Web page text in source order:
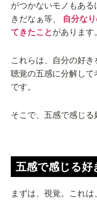
がつかないモノもあ
きだなぁ等、 自分な
てきたこと があります
これらは、自分の好き
聴覚の五感に分解し
です。
そこで、五感で感じる
五感で感じる好
まずは、視覚。これは